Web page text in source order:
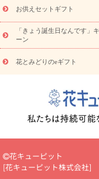
ド
お花の種類
お祝い お祝い・
5000円～
お祝い・
悔やみ
円～
お供え・お悔やみ
読み物
いのマナー
定年退職
花キューピッ
彩心理学」で選ぶ方法
ール
新築引っ越し祝い
場上司や先輩へ贈るお
お供えセットギフト
「きょう誕生日なんです」
ーン
花とみどりのeギフト
花キューピット
[花キューピット株式会社]